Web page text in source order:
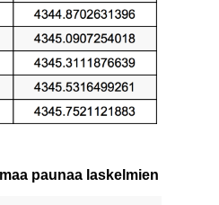
paunaa laskelmien